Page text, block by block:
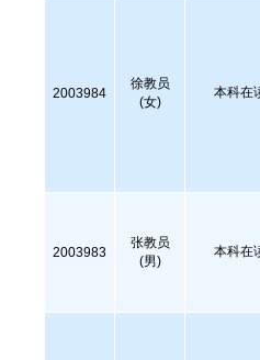
2003984
徐教员
(女)
本科在
2003983
张教员
(男)
本科在